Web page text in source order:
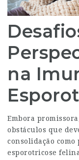
na
Embora
obstáculos que
consolidação
esporotricose